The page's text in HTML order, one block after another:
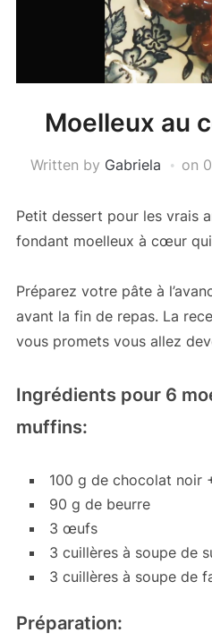
Moelleux au
Written by Gabriela on
Petit dessert pour les vrais
fondant moelleux à cœur qui
Préparez votre pâte à
avant la fin de repas. La
vous promets vous allez
Ingrédients pour 6
muffins:
100 g de chocolat noir
90 g de beurre
3 œufs
3 cuillères à soupe de
3 cuillères à soupe de
Préparation: